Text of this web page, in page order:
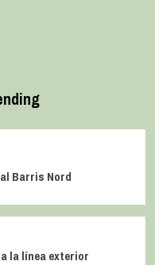
Barris Nord
la línea exterior